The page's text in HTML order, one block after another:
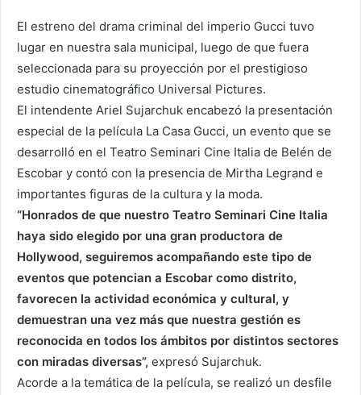
El estreno del drama criminal del imperio Gucci tuvo
lugar en nuestra sala municipal, luego de que fuera
seleccionada para su proyección por el prestigioso
estudio cinematográfico Universal Pictures.
El intendente Ariel Sujarchuk encabezó la presentación
especial de la película La Casa Gucci, un evento que se
desarrolló en el Teatro Seminari Cine Italia de Belén de
Escobar y contó con la presencia de Mirtha Legrand e
importantes figuras de la cultura y la moda.
“Honrados de que nuestro Teatro Seminari Cine Italia
haya sido elegido por una gran productora de
Hollywood, seguiremos acompañando este tipo de
eventos que potencian a Escobar como distrito,
favorecen la actividad económica y cultural, y
demuestran una vez más que nuestra gestión es
reconocida en todos los ámbitos por distintos sectores
con miradas diversas”, expresó Sujarchuk.
Acorde a la temática de la película, se realizó un desfile